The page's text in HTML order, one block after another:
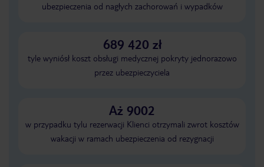
ubezpieczenia od nagłych zachorowań i wypadków
689 420 zł
tyle wyniósł koszt obsługi medycznej pokryty jednorazowo
przez ubezpieczyciela
Aż 9002
w przypadku tylu rezerwacji Klienci otrzymali zwrot kosztów
wakacji w ramach ubezpieczenia od rezygnacji